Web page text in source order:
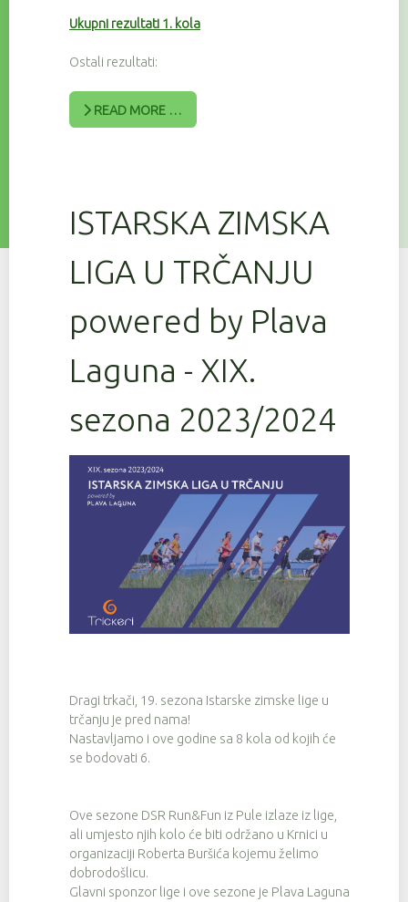
Ukupni rezultati 1. kola
Ostali rezultati:
READ MORE …
ISTARSKA ZIMSKA
LIGA U TRČANJU
powered by Plava
Laguna - XIX.
sezona 2023/2024
Dragi trkači, 19. sezona Istarske zimske lige u
trčanju je pred nama!
Nastavljamo i ove godine sa 8 kola od kojih će
se bodovati 6.
Ove sezone DSR Run&Fun iz Pule izlaze iz lige,
ali umjesto njih kolo će biti održano u Krnici u
organizaciji Roberta Buršića kojemu želimo
dobrodošlicu.
Glavni sponzor lige i ove sezone je Plava Laguna